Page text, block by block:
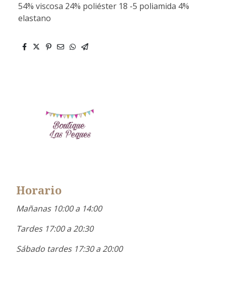
54% viscosa 24% poliéster 18 -5 poliamida 4%
elastano
Horario
Mañanas 10:00 a 14:00
Tardes 17:00 a 20:30
Sábado tardes 17:30 a 20:00